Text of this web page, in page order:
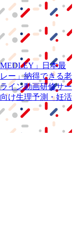
MEDLEY」
日本最
ー」納得できる老
イン動画研修サー
け生理予測・妊活